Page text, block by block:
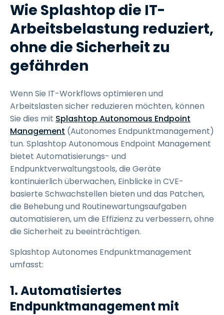
Wie Splashtop die IT-
Arbeitsbelastung reduziert,
ohne die Sicherheit zu
gefährden
Wenn Sie IT-Workflows optimieren und
Arbeitslasten sicher reduzieren möchten, können
Sie dies mit Splashtop Autonomous Endpoint
Management (Autonomes Endpunktmanagement)
tun. Splashtop Autonomous Endpoint Management
bietet Automatisierungs- und
Endpunktverwaltungstools, die Geräte
kontinuierlich überwachen, Einblicke in CVE-
basierte Schwachstellen bieten und das Patchen,
die Behebung und Routinewartungsaufgaben
automatisieren, um die Effizienz zu verbessern, ohne
die Sicherheit zu beeinträchtigen.
Splashtop Autonomes Endpunktmanagement
umfasst:
1. Automatisiertes
Endpunktmanagement mit